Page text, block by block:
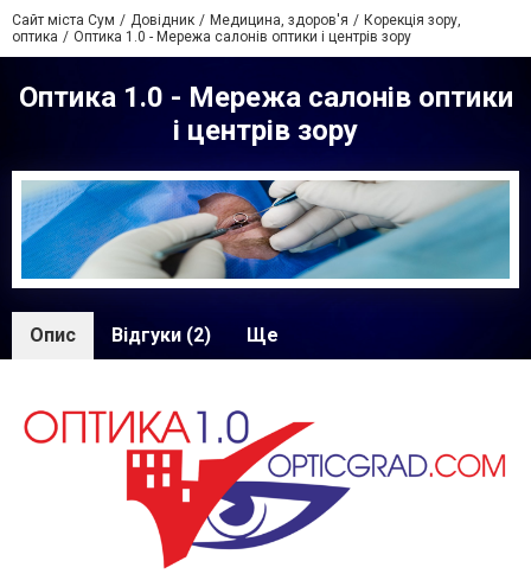
Сайт міста Сум Довідник Медицина, здоров'я
Корекція зору,
оптика
Оптика 1.0 - Мережа салонів оптики і центрів зору
Оптика 1.0 - Мережа салонів оптики
і центрів зору
Опис Відгуки (2) Ще